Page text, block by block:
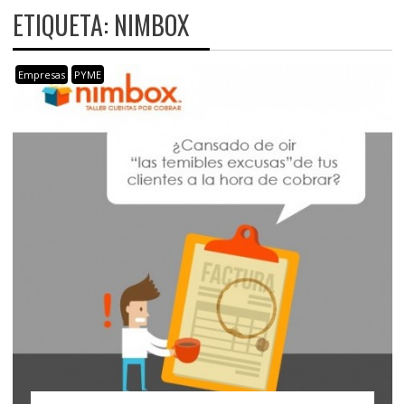
ETIQUETA: NIMBOX
Empresas PYME